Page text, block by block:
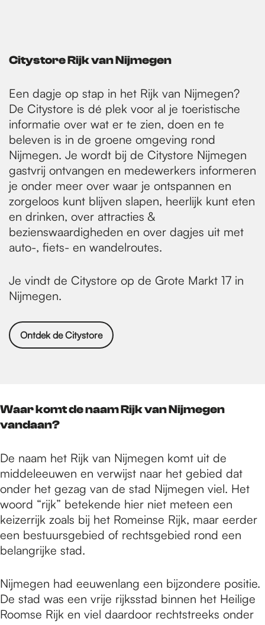
Citystore Rijk van Nijmegen
Een dagje op stap in het Rijk van Nijmegen?
De Citystore is dé plek voor al je toeristische
informatie over wat er te zien, doen en te
beleven is in de groene omgeving rond
Nijmegen. Je wordt bij de Citystore Nijmegen
gastvrij ontvangen en medewerkers informeren
je onder meer over waar je ontspannen en
zorgeloos kunt blijven slapen, heerlijk kunt eten
en drinken, over attracties &
bezienswaardigheden en over dagjes uit met
auto-, fiets- en wandelroutes.
Je vindt de Citystore op de Grote Markt 17 in
Nijmegen.
Ontdek de Citystore
Waar komt de naam Rijk van Nijmegen
vandaan?
De naam het Rijk van Nijmegen komt uit de
middeleeuwen en verwijst naar het gebied dat
onder het gezag van de stad Nijmegen viel. Het
woord “rijk” betekende hier niet meteen een
keizerrijk zoals bij het Romeinse Rijk, maar eerder
een bestuursgebied of rechtsgebied rond een
belangrijke stad.
Nijmegen had eeuwenlang een bijzondere positie.
De stad was een vrije rijksstad binnen het Heilige
Roomse Rijk en viel daardoor rechtstreeks onder